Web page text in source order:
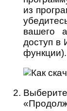
из
вашего
доступ в
функции).